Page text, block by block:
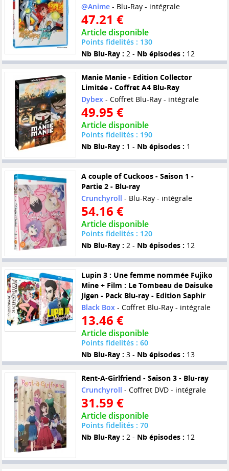
@Anime- Blu-Ray - intégrale
47.21 €
Article disponible
Points fidelités : 130
Nb Blu-Ray : 2 - Nb épisodes : 12
Manie Manie - Edition Collector
Limitée - Coffret A4 Blu-Ray
Dybex - Coffret Blu-Ray - intégrale
49.95 €
Article disponible
Points fidelités : 190
Nb Blu-Ray : 1 - Nb épisodes : 1
A couple of Cuckoos - Saison 1 -
Partie 2 - Blu-ray
Crunchyroll - Blu-Ray - intégrale
54.16 €
Article disponible
Points fidelités : 120
Nb Blu-Ray : 2 - Nb épisodes : 12
Lupin 3 : Une femme nommée Fujiko
Mine + Film : Le Tombeau de Daisuke
Jigen - Pack Blu-ray - Edition Saphir
Black Box - Coffret Blu-Ray - intégrale
13.46 €
Article disponible
Points fidelités : 60
Nb Blu-Ray : 3 - Nb épisodes : 13
Rent-A-Girlfriend - Saison 3 - Blu-ray
Crunchyroll - Coffret DVD - intégrale
31.59 €
Article disponible
Points fidelités : 70
Nb Blu-Ray : 2 - Nb épisodes : 12